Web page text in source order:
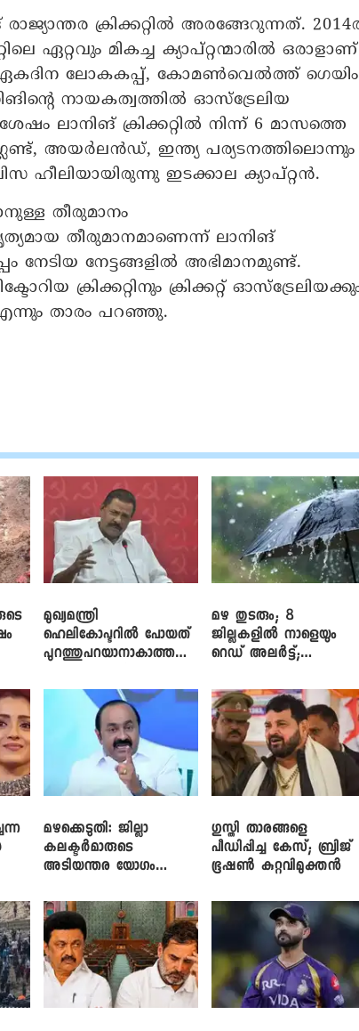
ക്രിക്കറ്റിൽ അരങ്ങേറുന്നത്.
ഏറ്റവും മികച്ച ക്യാപ്റ്റന്മാരിൽ ഒരാളാണ്
ഏകദിന ലോകകപ്പ്, കോമൺവെൽത്ത്
നായകത്വത്തിൽ ഓസ്‌ട്രേലിയ
ലാനിങ് ക്രിക്കറ്റിൽ നിന്ന് 6 മാസത്തെ
അയർലൻഡ്, ഇന്ത്യ പര്യടനത്തിലൊന്നും
ഹീലിയായിരുന്നു ഇടക്കാല ക്യാപ്റ്റൻ.
തീരുമാനം
തീരുമാനമാണെന്ന് ലാനിങ്
നേടിയ നേട്ടങ്ങളിൽ അഭിമാനമുണ്ട്.
ക്രിക്കറ്റിനും ക്രിക്കറ്റ്
താരം പറഞ്ഞു.
മുഖ്യമന്ത്രി
ഹെലികോപ്ടറിൽ പോയത്
പുറത്തുപറയാനാകാത്ത
ഗോവിന്ദൻ
മഴ തുടരും; 8
ജില്ലകളിൽ നാളെയും
റെഡ് അലർട്ട്;
അലർട്ട്
മഴക്കെടുതി: ജില്ലാ
കലക്ടർമാരുടെ
അടിയന്തര യോഗം
​ഗുസ്തി താരങ്ങളെ
പീഡിപ്പിച്ച കേസ്; ബ്രിജ്
ഭൂഷൺ കുറ്റവിമുക്തൻ